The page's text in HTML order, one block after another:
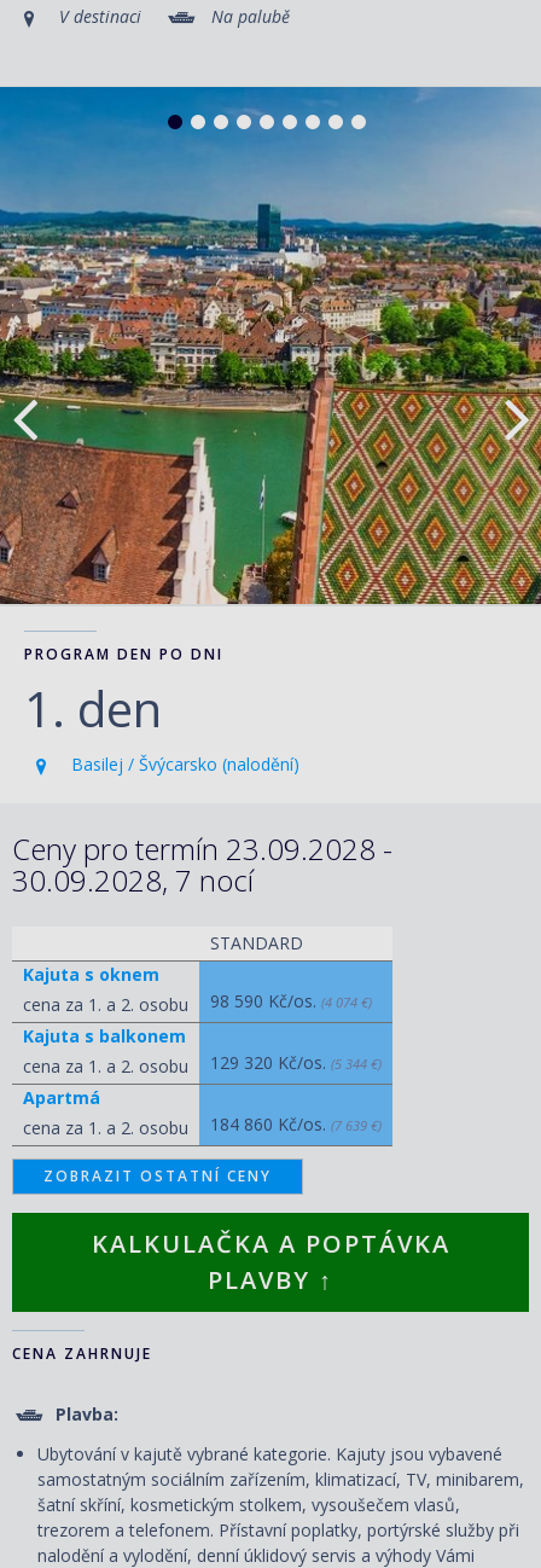
V destinaci Na palubě
PROGRAM DEN PO DNI
1. den
Basilej / Švýcarsko (nalodění)
Ceny pro termín 23.09.2028 -
30.09.2028, 7 nocí
STANDARD
Kajuta s oknem
cena za 1. a 2. osobu
98 590 Kč/os. (4 074 €)
Kajuta s balkonem
cena za 1. a 2. osobu
129 320 Kč/os. (5 344 €)
Apartmá
cena za 1. a 2. osobu
184 860 Kč/os. (7 639 €)
ZOBRAZIT OSTATNÍ CENY
KALKULAČKA A POPTÁVKA
PLAVBY ↑
CENA ZAHRNUJE
Plavba:
Ubytování v kajutě vybrané kategorie. Kajuty jsou vybavené
samostatným sociálním zařízením, klimatizací, TV, minibarem,
šatní skříní, kosmetickým stolkem, vysoušečem vlasů,
trezorem a telefonem. Přístavní poplatky, portýrské služby při
nalodění a vylodění, denní úklidový servis a výhody Vámi